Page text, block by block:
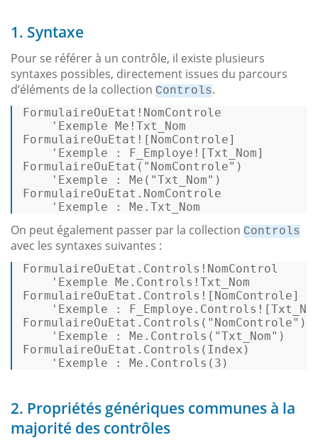
1. Syntaxe
Pour se référer à un contrôle, il existe plusieurs
syntaxes possibles, directement issues du parcours
d’éléments de la collection Controls.
FormulaireOuEtat!NomControle
'Exemple Me!Txt_Nom
FormulaireOuEtat![NomControle]
'Exemple
FormulaireOuEtat ( "NomControle" )
'Exemple : Me ( "Txt_Nom" )
FormulaireOuEtat.NomControle
'Exemple : Me.Txt_Nom
On peut également passer par la collection Controls
avec les syntaxes suivantes :
FormulaireOuEtat.Controls!NomControl
'Exemple Me.Controls!Txt_Nom
FormulaireOuEtat.Controls![NomControle]
'Exemple :
FormulaireOuEtat. Controls ( "NomControle" )
'Exemple : Me. Controls ( "Txt_Nom" )
FormulaireOuEtat. Controls (Index)
'Exemple : Me. Controls ( 3 )
2. Propriétés génériques communes à la
majorité des contrôles